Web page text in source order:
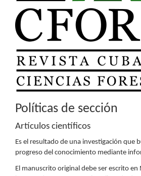
Políticas de sección
Artículos científicos
Es el resultado de una investigación que
progreso del conocimiento mediante
El manuscrito original debe ser escrito